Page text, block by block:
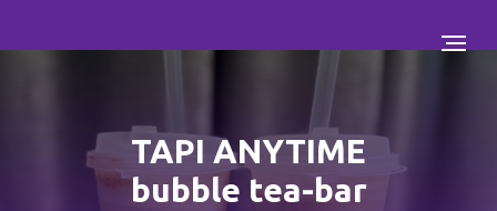
TAPI ANYTIME
bubble tea-bar